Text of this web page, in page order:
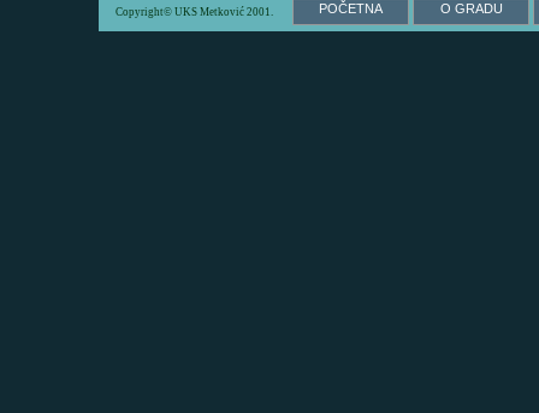
Copyright© UKS Metković 2001. POČETNA O GRADU